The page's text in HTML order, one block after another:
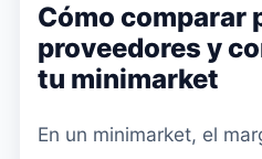
Cómo comparar
proveedores y
tu minimarket
En un minimarket, el